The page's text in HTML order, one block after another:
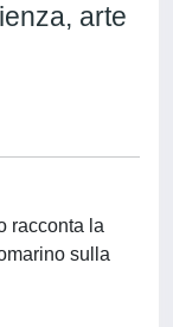
arte
racconta la
sulla